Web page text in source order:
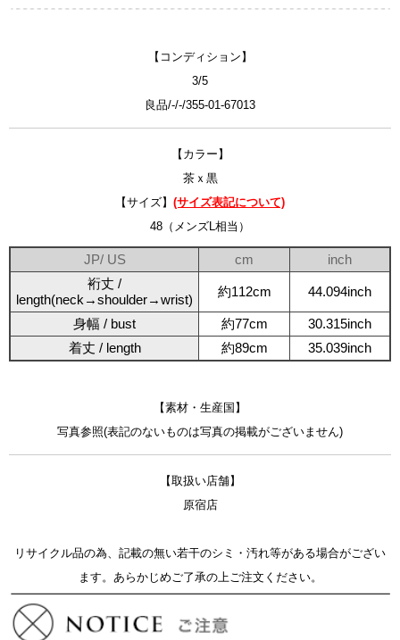
【コンディション】
3/5
良品/-/-/355-01-67013
【カラー】
茶ｘ黒
【サイズ】 (サイズ表記について)
48（メンズL相当）
JP/ US cm
inch
裄丈 /
length(neck→shoulder→wrist)
約112cm 44.094inch
身幅 / bust 約77cm
30.315inch
着丈 / length
約89cm 35.039inch
【素材・生産国】
写真参照(表記のないものは写真の掲載がございません)
【取扱い店舗】
原宿店
リサイクル品の為、記載の無い若干のシミ・汚れ等がある場合がござい
ます。あらかじめご了承の上ご注文ください。